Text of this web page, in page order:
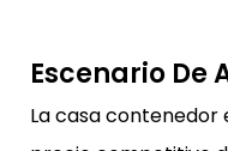
Escenario De
La casa